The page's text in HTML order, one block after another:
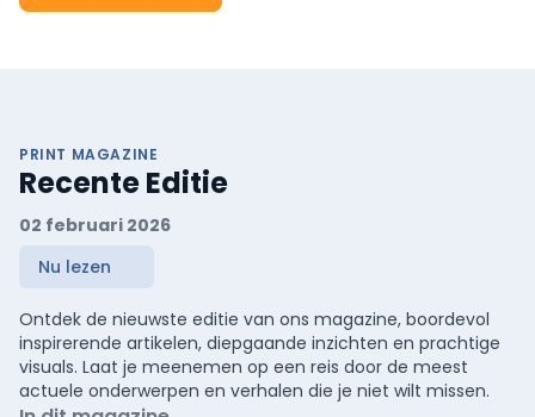
PRINT MAGAZINE
Recente Editie
02 februari 2026
Nu lezen
Ontdek de nieuwste editie van ons magazine, boordevol
inspirerende artikelen, diepgaande inzichten en prachtige
visuals. Laat je meenemen op een reis door de meest
actuele onderwerpen en verhalen die je niet wilt missen.